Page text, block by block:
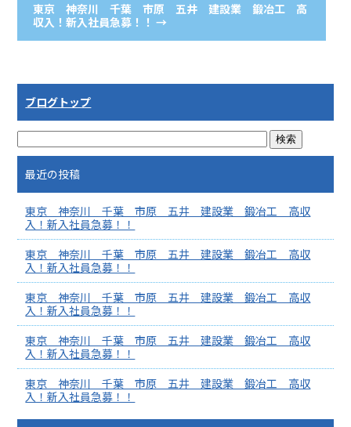
東京 神奈川 千葉 市原 五井 建設業 鍛冶工 高
収入！新入社員急募！！→
ブログトップ
最近の投稿
東京 神奈川 千葉 市原 五井 建設業 鍛冶工 高収
入！新入社員急募！！
東京 神奈川 千葉 市原 五井 建設業 鍛冶工 高収
入！新入社員急募！！
東京 神奈川 千葉 市原 五井 建設業 鍛冶工 高収
入！新入社員急募！！
東京 神奈川 千葉 市原 五井 建設業 鍛冶工 高収
入！新入社員急募！！
東京 神奈川 千葉 市原 五井 建設業 鍛冶工 高収
入！新入社員急募！！